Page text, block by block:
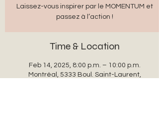
Laissez-vous inspirer par le MOMENTUM et
passez à l’action !
Time & Location
Feb 14, 2025, 8:00 p.m. – 10:00 p.m.
Montréal, 5333 Boul. Saint-Laurent,